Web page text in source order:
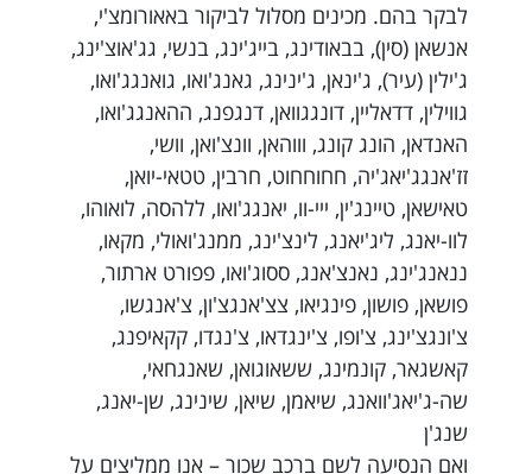
לבקר בהם. מכינים מסלול לביקור באאורומצ'י,
אנשאן (סין), בבאודינג, בייג'ינג, בנשי, גג'אוצ'ינג,
ג'ילין (עיר), ג'ינאן, ג'ינינג, גאנג'ואו, גואנגג'ואו,
גווילין, דדאליין, דונגגוואן, דנגפנג, ההאנגג'ואו,
האנדאן, הונג קונג, וווהאן, וונצ'ואן, וושי,
זז'אנגג'יאג'יה, חחוחחוט, חרבין, טטאי-יואן,
טאישאן, טיינג'ין, ייי-וו, יאנגג'ואו, ללהסה, לואוהו,
לוו-יאנג, ליג'יאנג, לינצ'ינג, ממנג'ואולי, מקאו,
ננאנג'ינג, נאנצ'אנג, ססוג'ואו, פפורט ארתור,
פושאן, פושון, פינגיאו, צצ'אנגצ'ון, צ'אנגשו,
צ'ונגצ'ינג, צ'ופו, צ'ינגדאו, צ'נגדו, קקאיפנג,
קאשגאר, קונמינג, ששאוגואן, שאנגחאי,
שה-ג'יאג'וואנג, שיאמן, שיאן, שינינג, שן-יאנג,
שנג'ן
ואם הנסיעה לשם ברכב שכור – אנו ממליצים על